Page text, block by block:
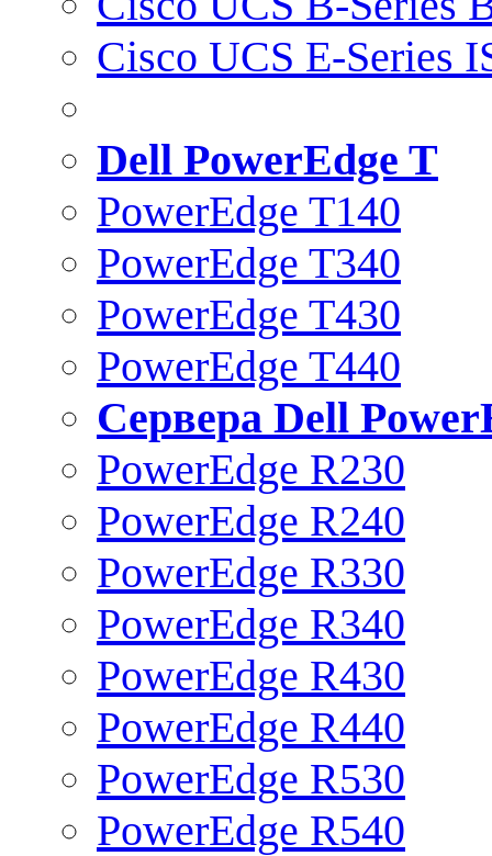
Cisco UCS E-Series
Dell PowerEdge T
PowerEdge T140
PowerEdge T340
PowerEdge T430
PowerEdge T440
Сервера Dell
PowerEdge R230
PowerEdge R240
PowerEdge R330
PowerEdge R340
PowerEdge R430
PowerEdge R440
PowerEdge R530
PowerEdge R540